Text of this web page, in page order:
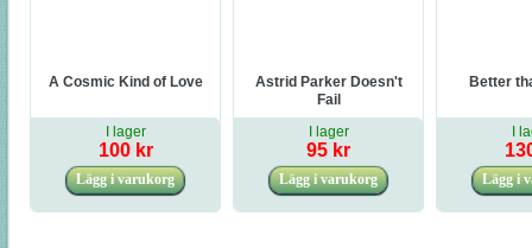
A Cosmic Kind of Love
I lager
100 kr
Astrid Parker Doesn't
Fail
I lager
95 kr
Better
I